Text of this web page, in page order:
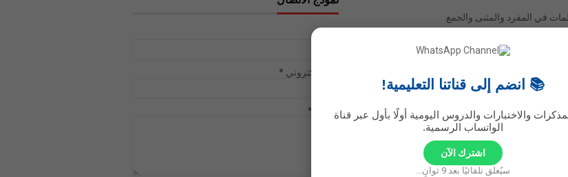
في المفرد والمثنى والجمع.
📚 انضم إلى قناتنا التعليمية!
والاختبارات والدروس اليومية أولًا بأول عبر قناة
الواتساب الرسمية.
اشترك الآن
سيُغلق تلقائيًا بعد8 ثوانٍ...
بريد إلكتروني *
رسالة *